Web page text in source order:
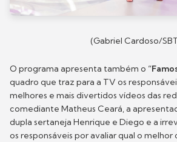
(Gabriel Cardoso/
O programa apresenta também o
quadro que traz para a TV os
melhores e mais divertidos vídeos das
comediante Matheus Ceará, a
dupla sertaneja Henrique e Diego e a
os responsáveis por avaliar qual o melhor